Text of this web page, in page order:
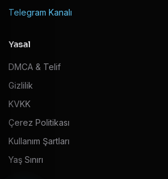
Telegram Kanalı
Yasal
DMCA & Telif
Gizlilik
KVKK
Çerez Politikası
Kullanım Şartları
Yaş Sınırı